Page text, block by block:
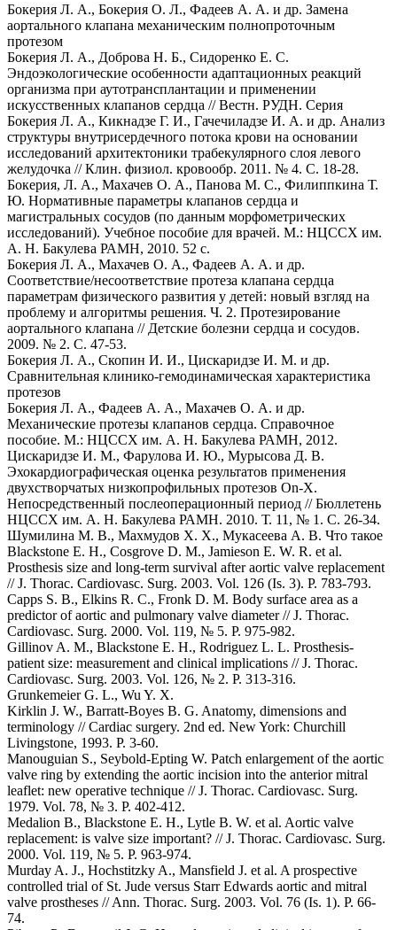
Бокерия Л. А., Бокерия О. Л., Фадеев А. А. и др. Замена
аортального клапана механическим полнопроточным
протезом
Бокерия Л. А., Доброва Н. Б., Сидоренко Е. С.
Эндоэкологические особенности адаптационных реакций
организма при аутотрансплантации и применении
искусственных клапанов сердца // Вестн. РУДН. Серия
Бокерия Л. А., Кикнадзе Г. И., Гачечиладзе И. А. и др. Анализ
структуры внутрисердечного потока крови на основании
исследований архитектоники трабекулярного слоя левого
желудочка // Клин. физиол. кровообр. 2011. № 4. С. 18-28.
Бокерия, Л. А., Махачев О. А., Панова М. С., Филиппкина Т.
Ю. Нормативные параметры клапанов сердца и
магистральных сосудов (по данным морфометрических
исследований). Учебное пособие для врачей. М.: НЦССХ им.
А. Н. Бакулева РАМН, 2010. 52 с.
Бокерия Л. А., Махачев О. А., Фадеев А. А. и др.
Соответствие/несоответствие протеза клапана сердца
параметрам физического развития у детей: новый взгляд на
проблему и алгоритмы решения. Ч. 2. Протезирование
аортального клапана // Детские болезни сердца и сосудов.
2009. № 2. С. 47-53.
Бокерия Л. А., Скопин И. И., Цискаридзе И. М. и др.
Сравнительная клинико-гемодинамическая характеристика
протезов
Бокерия Л. А., Фадеев А. А., Махачев О. А. и др.
Механические протезы клапанов сердца. Справочное
пособие. М.: НЦССХ им. А. Н. Бакулева РАМН, 2012.
Цискаридзе И. М., Фарулова И. Ю., Мурысова Д. В.
Эхокардиографическая оценка результатов применения
двухстворчатых низкопрофильных протезов On-X.
Непосредственный послеоперационный период // Бюллетень
НЦССХ им. А. Н. Бакулева РАМН. 2010. Т. 11, № 1. С. 26-34.
Шумилина М. В., Махмудов Х. Х., Мукасеева А. В. Что такое
Blackstone E. H., Cosgrove D. M., Jamieson E. W. R. et al.
Prosthesis size and long-term survival after aortic valve replacement
// J. Thorac. Cardiovasc. Surg. 2003. Vol. 126 (Is. 3). P. 783-793.
Capps S. B., Elkins R. C., Fronk D. M. Body surface area as a
predictor of aortic and pulmonary valve diameter // J. Thorac.
Cardiovasc. Surg. 2000. Vol. 119, № 5. P. 975-982.
Gillinov A. M., Blackstone E. H., Rodriguez L. L. Prosthesis-
patient size: measurement and clinical implications // J. Thorac.
Cardiovasc. Surg. 2003. Vol. 126, № 2. P. 313-316.
Grunkemeier G. L., Wu Y. X.
Kirklin J. W., Barratt-Boyes B. G. Anatomy, dimensions and
terminology // Cardiac surgery. 2nd ed. New York: Churchill
Livingstone, 1993. P. 3-60.
Manouguian S., Seybold-Epting W. Patch enlargement of the aortic
valve ring by extending the aortic incision into the anterior mitral
leaflet: new operative technique // J. Thorac. Cardiovasc. Surg.
1979. Vol. 78, № 3. P. 402-412.
Medalion B., Blackstone E. H., Lytle B. W. et al. Aortic valve
replacement: is valve size important? // J. Thorac. Cardiovasc. Surg.
2000. Vol. 119, № 5. P. 963-974.
Murday A. J., Hochstitzky A., Mansfield J. et al. A prospective
controlled trial of St. Jude versus Starr Edwards aortic and mitral
valve prostheses // Ann. Thorac. Surg. 2003. Vol. 76 (Is. 1). P. 66-
74.